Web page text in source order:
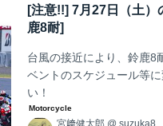
[注意!!] 7月27日（土
鹿8耐]
台風の接近により、鈴鹿8
ベントのスケジュール等
い！
宮﨑健太郎 @ suzuka8